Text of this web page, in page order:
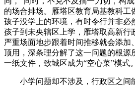
的场合排场。雁塔区教育局基教科工
孩子没学上的环境，有时令行并非必
孩子到未央辖区上学，雁塔取高新行
严重场面地步跟着时间推移就会添加
顶用，深条理分解了这一问题的根源
一纸文件，致城区成为“空心菜”模式。
小学问题却不涉及，行政区之间